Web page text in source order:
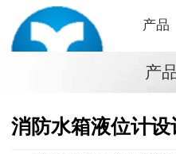
产品
产
消防水箱液位计设